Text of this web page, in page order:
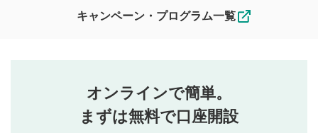
投稿するボタン
星で評価をすると投稿できます。（お名前とコメント
なお、投稿をもって、本注意事項に同意されたものとみなし
行ってください。
当社は、利用者同士、もしくは利用者と第三者間のトラ
ブルによって生じた損害に対して一切の責任を負いませ
キャンペーン・プログラム一覧
オンラインで簡単。
まずは無料で口座開設